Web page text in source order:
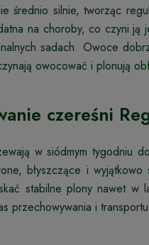
średnio silnie, tworząc
na choroby, co czyni
sadach. Owoce
owocować i plonują
czereśni
w siódmym tygodniu
błyszczące i
stabilne plony nawet
przechowywania i